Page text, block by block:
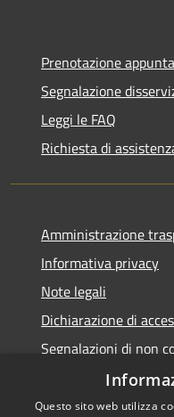
Prenotazione
Segnalazione
Leggi le FAQ
Richiesta di
Amministrazione
Informativa privacy
Note legali
Dichiarazione di
Segnalazioni di non
Questo sito web utilizza